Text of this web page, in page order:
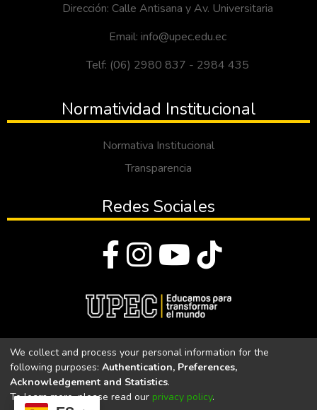
Dirección: Calle Antisana y Av. Universitaria
Email: info@upec.edu.ec
Telf: (06) 2980 837 - 2984 435
Normatividad Institucional
Normativa Institucional
Transparencia
Redes Sociales
Universidad Politécnica Estatal del Carchi
We collect and process your personal information for the
following purposes: Authentication, Preferences,
Acknowledgement and Statistics.
To learn more, please read our privacy policy.